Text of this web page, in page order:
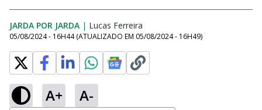
JARDA POR JARDA | Lucas Ferreira
05/08/2024 - 16H44 (ATUALIZADO EM 05/08/2024 - 16H49)
A+ A-